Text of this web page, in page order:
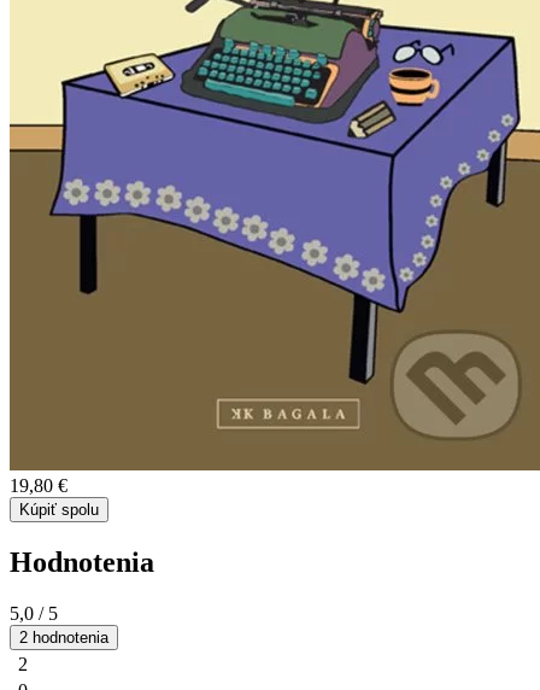
19,80 €
Kúpiť spolu
Hodnotenia
5,0 / 5
2 hodnotenia
2